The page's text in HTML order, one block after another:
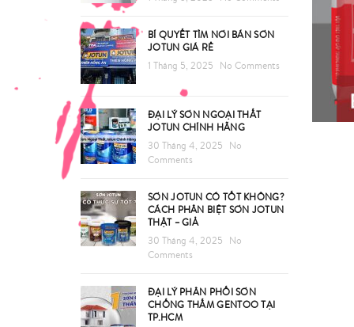
BÍ QUYẾT TÌM NƠI BÁN SƠN
JOTUN GIÁ RẺ
1 Tháng 5, 2025
No Comments
ĐẠI LÝ SƠN NGOẠI THẤT
JOTUN CHÍNH HÃNG
30 Tháng 4, 2025
No
Comments
SƠN JOTUN CÓ TỐT KHÔNG?
CÁCH PHÂN BIỆT SƠN JOTUN
THẬT – GIẢ
30 Tháng 4, 2025
No
Comments
ĐẠI LÝ PHÂN PHỐI SƠN
CHỐNG THẤM GENTOO TẠI
TP.HCM